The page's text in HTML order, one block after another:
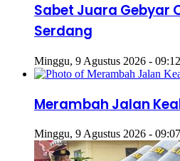
Sabet Juara Gebyar
Serdang
Minggu, 9 Agustus 2026 -
Merambah Jalan
Minggu, 9 Agustus 2026 -